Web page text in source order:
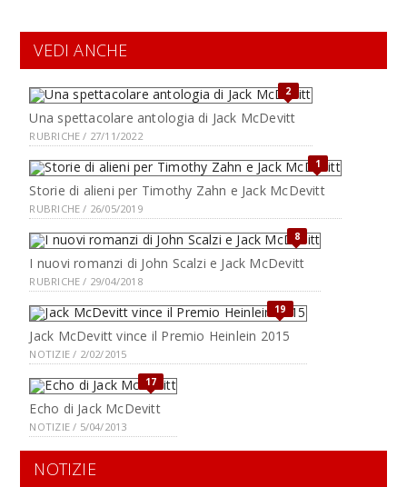
VEDI ANCHE
2
Una spettacolare antologia di Jack McDevitt
RUBRICHE / 27/11/2022
1
Storie di alieni per Timothy Zahn e Jack McDevitt
RUBRICHE / 26/05/2019
8
I nuovi romanzi di John Scalzi e Jack McDevitt
RUBRICHE / 29/04/2018
19
Jack McDevitt vince il Premio Heinlein 2015
NOTIZIE / 2/02/2015
17
Echo di Jack McDevitt
NOTIZIE / 5/04/2013
NOTIZIE